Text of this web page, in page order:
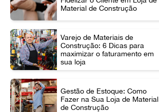
Material de Construção
Varejo de Materiais de
Construção: 6 Dicas para
maximizar o faturamento em
sua loja
Gestão de Estoque: Como
Fazer na Sua Loja de Material
de Construção